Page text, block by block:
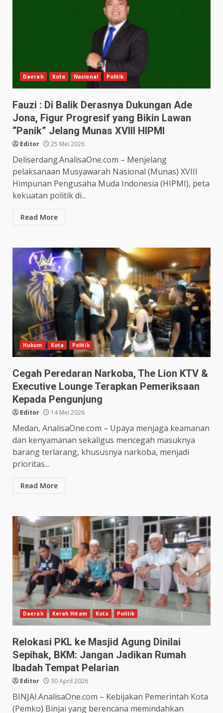
Daerah Kota Nasional Politik
Fauzi : Di Balik Derasnya Dukungan Ade
Jona, Figur Progresif yang Bikin Lawan
“Panik” Jelang Munas XVIII HIPMI
Editor 25 Mei 2026
Deliserdang.AnalisaOne.com – Menjelang
pelaksanaan Musyawarah Nasional (Munas) XVIII
Himpunan Pengusaha Muda Indonesia (HIPMI), peta
kekuatan politik di...
Read More
Hukum Kota Politik
Cegah Peredaran Narkoba, The Lion KTV &
Executive Lounge Terapkan Pemeriksaan
Kepada Pengunjung
Editor 14 Mei 2026
Medan, AnalisaOne.com – Upaya menjaga keamanan
dan kenyamanan sekaligus mencegah masuknya
barang terlarang, khususnya narkoba, menjadi
prioritas...
Read More
Daerah Kerah Hitam Kota Politik
Relokasi PKL ke Masjid Agung Dinilai
Sepihak, BKM: Jangan Jadikan Rumah
Ibadah Tempat Pelarian
Editor 30 April 2026
BINJAI.AnalisaOne.com – Kebijakan Pemerintah Kota
(Pemko) Binjai yang berencana memindahkan